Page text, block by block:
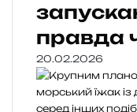
правда
20.02.2026